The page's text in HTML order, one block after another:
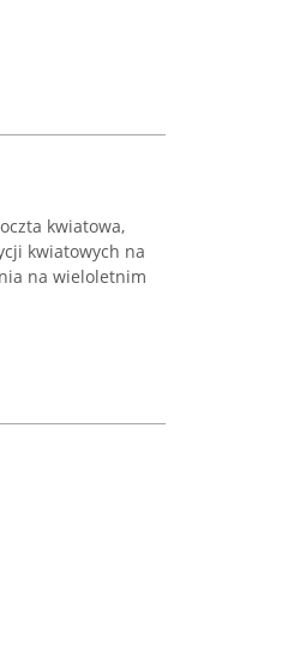
kwiatowa,
kwiatowych na
na wieloletnim